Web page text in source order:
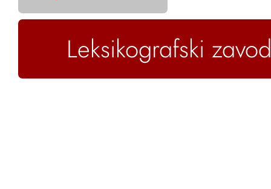
Leksikografski